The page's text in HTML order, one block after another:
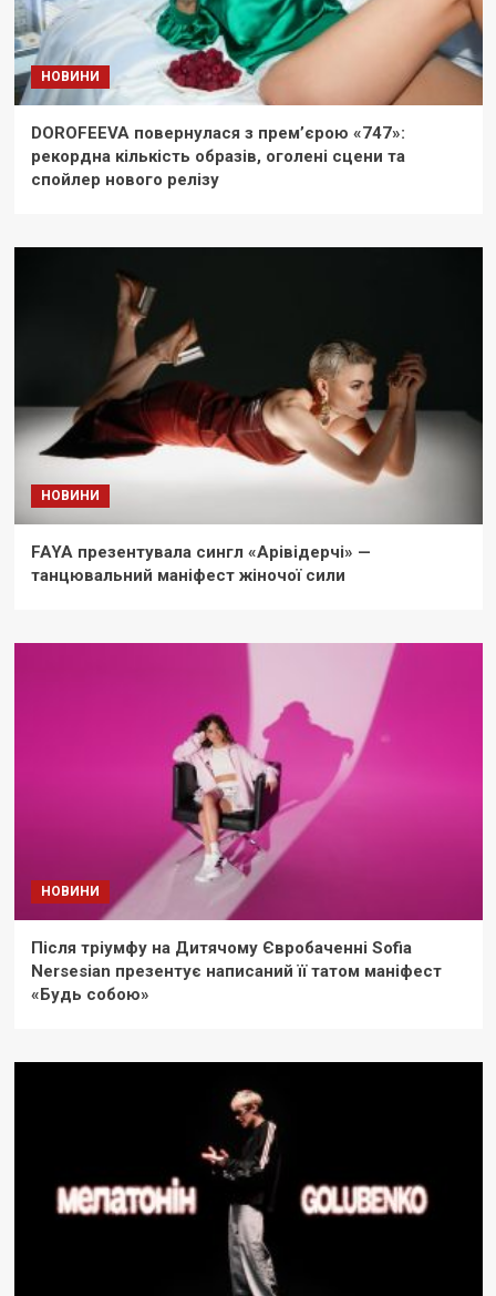
НОВИНИ
DOROFEEVA повернулася з прем’єрою «747»:
рекордна кількість образів, оголені сцени та
спойлер нового релізу
НОВИНИ
FAYA презентувала сингл «Арівідерчі» —
танцювальний маніфест жіночої сили
НОВИНИ
Після тріумфу на Дитячому Євробаченні Sofia
Nersesian презентує написаний її татом маніфест
«Будь собою»